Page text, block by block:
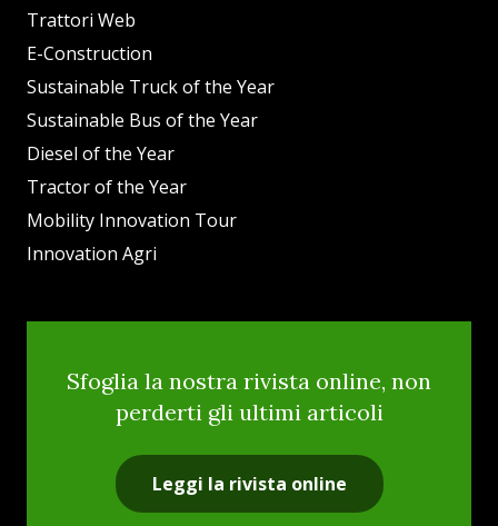
Trattori Web
E-Construction
Sustainable Truck of the Year
Sustainable Bus of the Year
Diesel of the Year
Tractor of the Year
Mobility Innovation Tour
Innovation Agri
Sfoglia la nostra rivista online, non
perderti gli ultimi articoli
Leggi la rivista online